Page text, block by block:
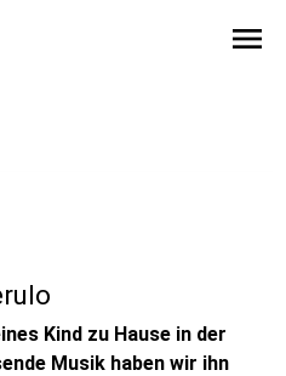
menu
Kind zu Hause in der
Musik haben wir ihn